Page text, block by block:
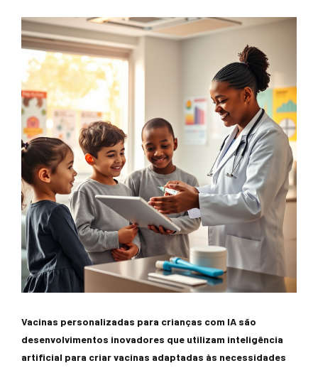
Vacinas personalizadas para crianças com IA são
desenvolvimentos inovadores que utilizam inteligência
artificial para criar vacinas adaptadas às necessidades